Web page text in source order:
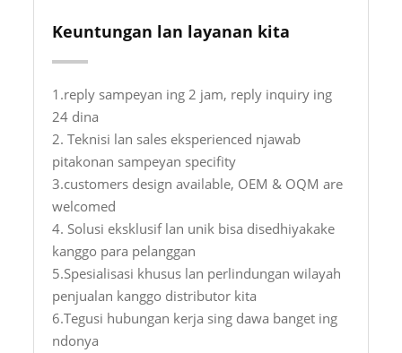
Keuntungan lan layanan kita
1.reply sampeyan ing 2 jam, reply inquiry ing
24 dina
2. Teknisi lan sales eksperienced njawab
pitakonan sampeyan specifity
3.customers design available, OEM & OQM are
welcomed
4. Solusi eksklusif lan unik bisa disedhiyakake
kanggo para pelanggan
5.Spesialisasi khusus lan perlindungan wilayah
penjualan kanggo distributor kita
6.Tegusi hubungan kerja sing dawa banget ing
ndonya